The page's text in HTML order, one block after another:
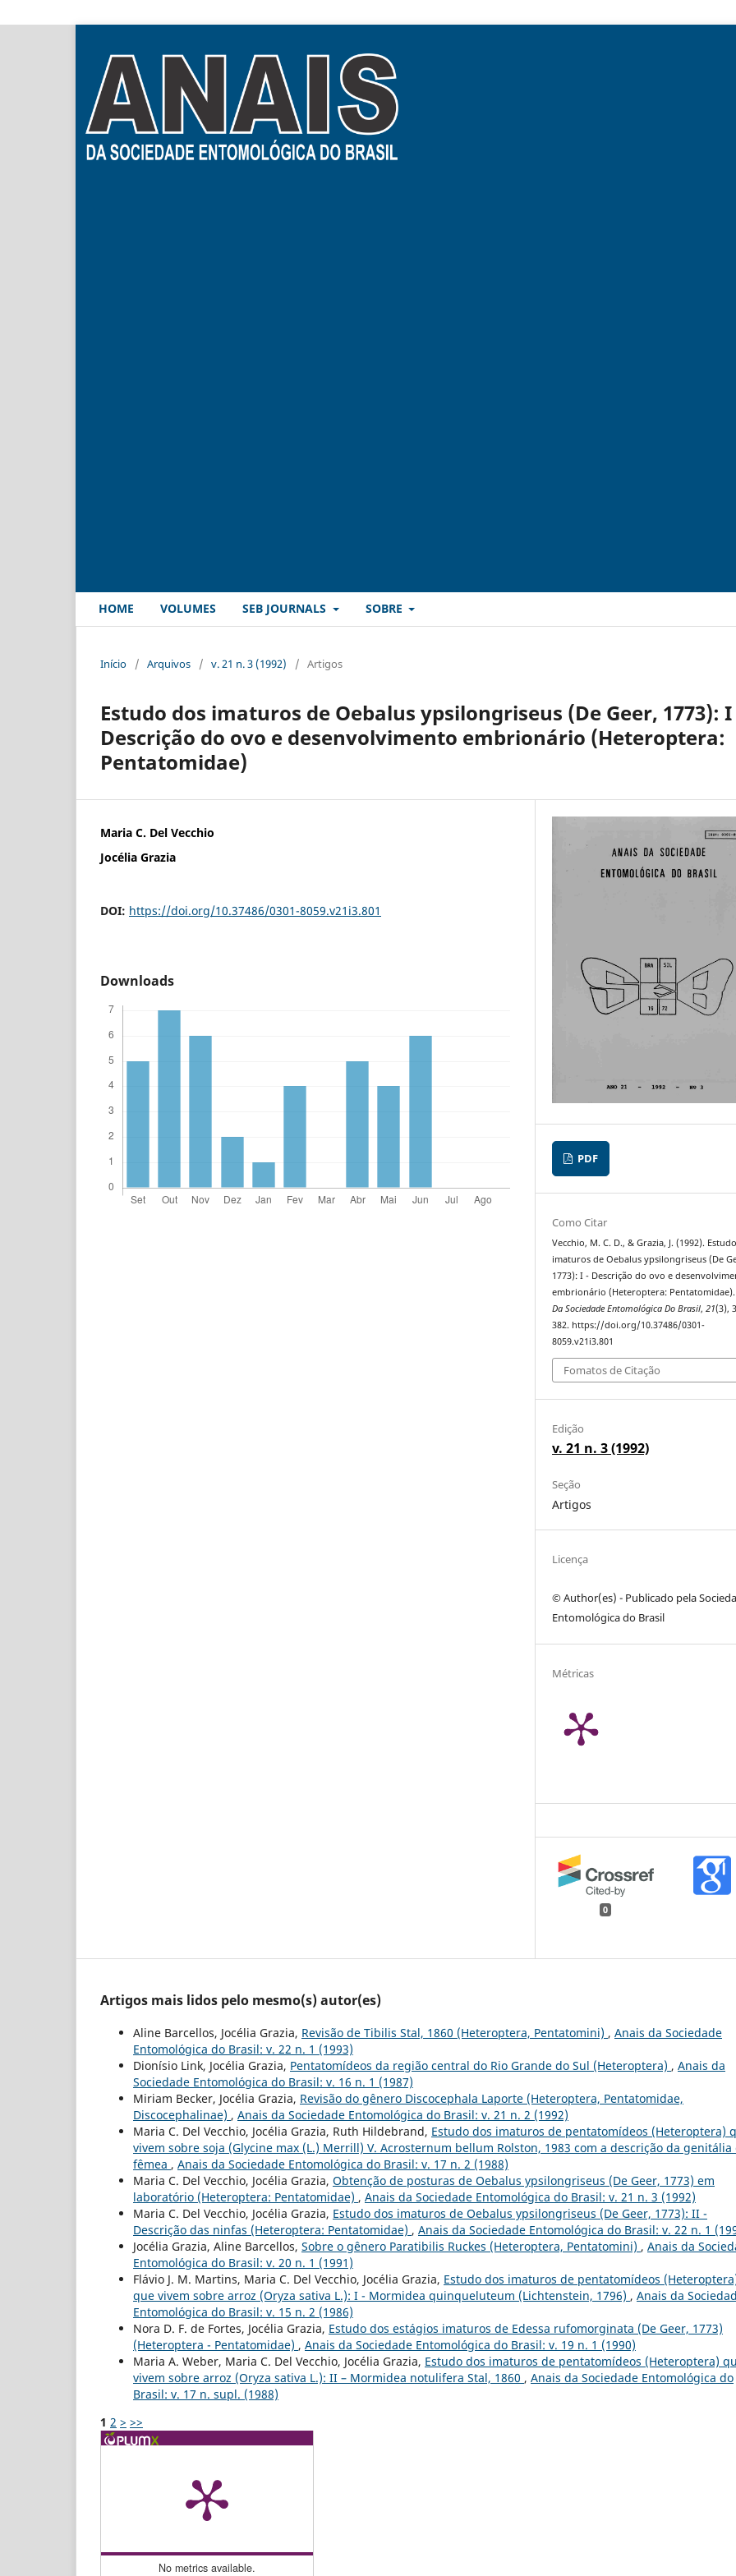
HOME VOLUMES SEB JOURNALS SOBRE
Início / Arquivos / v. 21 n. 3 (1992) / Artigos
Estudo dos imaturos de Oebalus ypsilongriseus (De Geer, 1773):
Descrição do ovo e desenvolvimento embrionário (Heteroptera:
Pentatomidae)
Maria C. Del Vecchio
Jocélia Grazia
DOI: https://doi.org/10.37486/0301-8059.v21i3.801
Downloads
PDF
Como Citar
Vecchio, M. C. D., & Grazia, J. (1992).
imaturos de Oebalus ypsilongriseus (De
1773): I - Descrição do ovo e
embrionário (Heteroptera:
Da Sociedade Entomológica Do Brasil,21(3),
382. https://doi.org/10.37486/0301-
8059.v21i3.801
Fomatos de Citação
Edição
v. 21 n. 3 (1992)
Seção
Artigos
Licença
© Author(es) - Publicado pela
Entomológica do Brasil
Métricas
0
Artigos mais lidos pelo mesmo(s) autor(es)
Aline Barcellos, Jocélia Grazia, Revisão de Tibilis Stal, 1860 (Heteroptera, Pentatomini) , Anais da Sociedade
Entomológica do Brasil: v. 22 n. 1 (1993)
Dionísio Link, Jocélia Grazia, Pentatomídeos da região central do Rio Grande do Sul (Heteroptera) , Anais da
Sociedade Entomológica do Brasil: v. 16 n. 1 (1987)
Miriam Becker, Jocélia Grazia, Revisão do gênero Discocephala Laporte (Heteroptera, Pentatomidae,
Discocephalinae) , Anais da Sociedade Entomológica do Brasil: v. 21 n. 2 (1992)
Maria C. Del Vecchio, Jocélia Grazia, Ruth Hildebrand, Estudo dos imaturos de pentatomídeos (Heteroptera)
vivem sobre soja (Glycine max (L.) Merrill) V. Acrosternum bellum Rolston, 1983 com a descrição da genitália
fêmea , Anais da Sociedade Entomológica do Brasil: v. 17 n. 2 (1988)
Maria C. Del Vecchio, Jocélia Grazia, Obtenção de posturas de Oebalus ypsilongriseus (De Geer, 1773) em
laboratório (Heteroptera: Pentatomidae) , Anais da Sociedade Entomológica do Brasil: v. 21 n. 3 (1992)
Maria C. Del Vecchio, Jocélia Grazia, Estudo dos imaturos de Oebalus ypsilongriseus (De Geer, 1773): II -
Descrição das ninfas (Heteroptera: Pentatomidae) , Anais da Sociedade Entomológica do Brasil: v. 22 n. 1
Jocélia Grazia, Aline Barcellos, Sobre o gênero Paratibilis Ruckes (Heteroptera, Pentatomini) , Anais da
Entomológica do Brasil: v. 20 n. 1 (1991)
Flávio J. M. Martins, Maria C. Del Vecchio, Jocélia Grazia, Estudo dos imaturos de pentatomídeos
que vivem sobre arroz (Oryza sativa L.): I - Mormidea quinqueluteum (Lichtenstein, 1796) , Anais da
Entomológica do Brasil: v. 15 n. 2 (1986)
Nora D. F. de Fortes, Jocélia Grazia, Estudo dos estágios imaturos de Edessa rufomorginata (De Geer, 1773)
(Heteroptera - Pentatomidae) , Anais da Sociedade Entomológica do Brasil: v. 19 n. 1 (1990)
Maria A. Weber, Maria C. Del Vecchio, Jocélia Grazia, Estudo dos imaturos de pentatomídeos (Heteroptera)
vivem sobre arroz (Oryza sativa L.): II – Mormidea notulifera Stal, 1860 , Anais da Sociedade Entomológica do
Brasil: v. 17 n. supl. (1988)
1 2 > >>
No metrics available.